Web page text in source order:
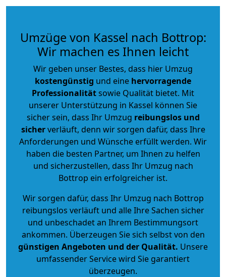
Umzüge von Kassel nach Bottrop:
Wir machen es Ihnen leicht
Wir geben unser Bestes, dass hier Umzug
kostengünstig und eine hervorragende
Professionalitätsowie Qualität bietet. Mit
unserer Unterstützung in Kassel können Sie
sicher sein, dass Ihr Umzug reibungslos und
sicherverläuft, denn wir sorgen dafür, dass Ihre
Anforderungen und Wünsche erfüllt werden. Wir
haben die besten Partner, um Ihnen zu helfen
und sicherzustellen, dass Ihr Umzug nach
Bottrop ein erfolgreicher ist.
Wir sorgen dafür, dass Ihr Umzug nach Bottrop
reibungslos verläuft und alle Ihre Sachen sicher
und unbeschadet an Ihrem Bestimmungsort
ankommen. Überzeugen Sie sich selbst von den
günstigen Angeboten und der Qualität. Unsere
umfassender Service wird Sie garantiert
überzeugen.